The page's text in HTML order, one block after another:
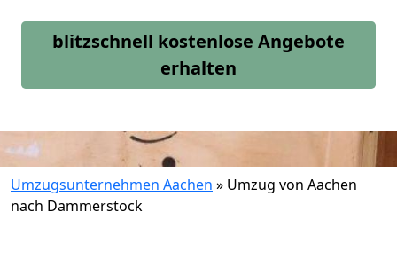
blitzschnell kostenlose Angebote
erhalten
Umzugsunternehmen Aachen » Umzug von Aachen
nach Dammerstock